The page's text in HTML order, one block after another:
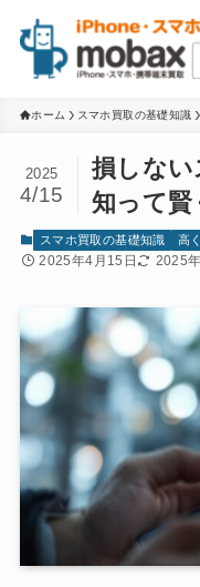
ホーム スマホ買取の基礎知識
損しな
知って賢
2025
4/15
スマホ買取の基礎知識 高
2025年4月15日 2025